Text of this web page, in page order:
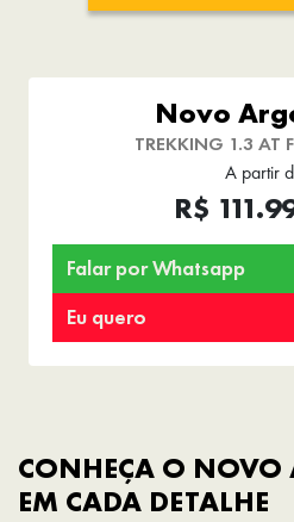
Novo
TREKKING 1.3 AT
A partir
R$
Falar por Whatsapp
Eu quero
CONHEÇA O
EM CADA DETALHE